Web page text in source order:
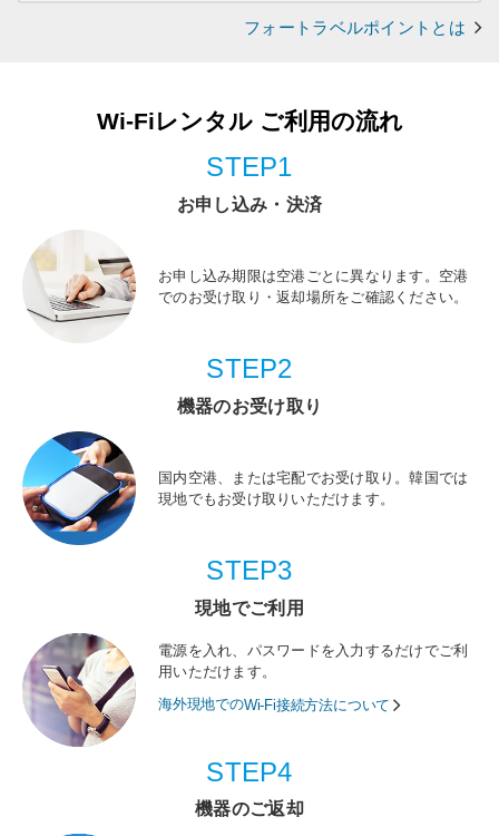
フォートラベルポイントとは
Wi-Fiレンタル ご利用の流れ
STEP1
お申し込み・決済
お申し込み期限は空港ごとに異なります。空港
でのお受け取り・返却場所をご確認ください。
STEP2
機器のお受け取り
国内空港、または宅配でお受け取り。韓国では
現地でもお受け取りいただけます。
STEP3
現地でご利用
電源を入れ、パスワードを入力するだけでご利
用いただけます。
海外現地でのWi-Fi接続方法について
STEP4
機器のご返却